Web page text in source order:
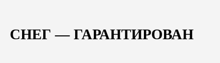
СНЕГ — ГАРАНТИРОВАН